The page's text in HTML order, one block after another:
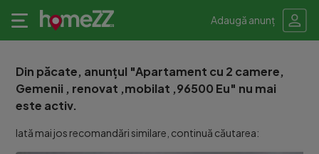
Adaugă anunț
Din păcate, anunțul "Apartament cu 2 camere,
Gemenii , renovat ,mobilat ,96500 Eu" nu mai
este activ.
Iată mai jos recomandări similare, continuă căutarea: